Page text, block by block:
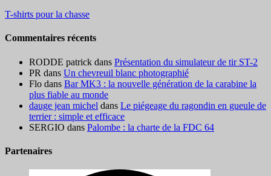
T-shirts pour la chasse
Commentaires récents
RODDE patrick dans Présentation du simulateur de tir ST-2
PR dans Un chevreuil blanc photographié
Flo dans Bar MK3 : la nouvelle génération de la carabine la
plus fiable au monde
dauge jean michel dans Le piégeage du ragondin en gueule de
terrier : simple et efficace
SERGIO dans Palombe : la charte de la FDC 64
Partenaires